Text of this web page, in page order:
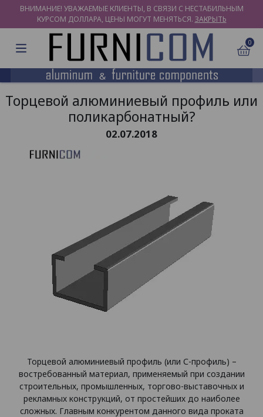
ВНИМАНИЕ! УВАЖАЕМЫЕ КЛИЕНТЫ, В СВЯЗИ С НЕСТАБИЛЬНЫМ
КУРСОМ ДОЛЛАРА, ЦЕНЫ МОГУТ МЕНЯТЬСЯ. ЗАКРЫТЬ
0
Торцевой алюминиевый профиль или
поликарбонатный?
02.07.2018
Торцевой алюминиевый профиль (или С-профиль) –
востребованный материал, применяемый при создании
строительных, промышленных, торгово-выставочных и
рекламных конструкций, от простейших до наиболее
сложных. Главным конкурентом данного вида проката